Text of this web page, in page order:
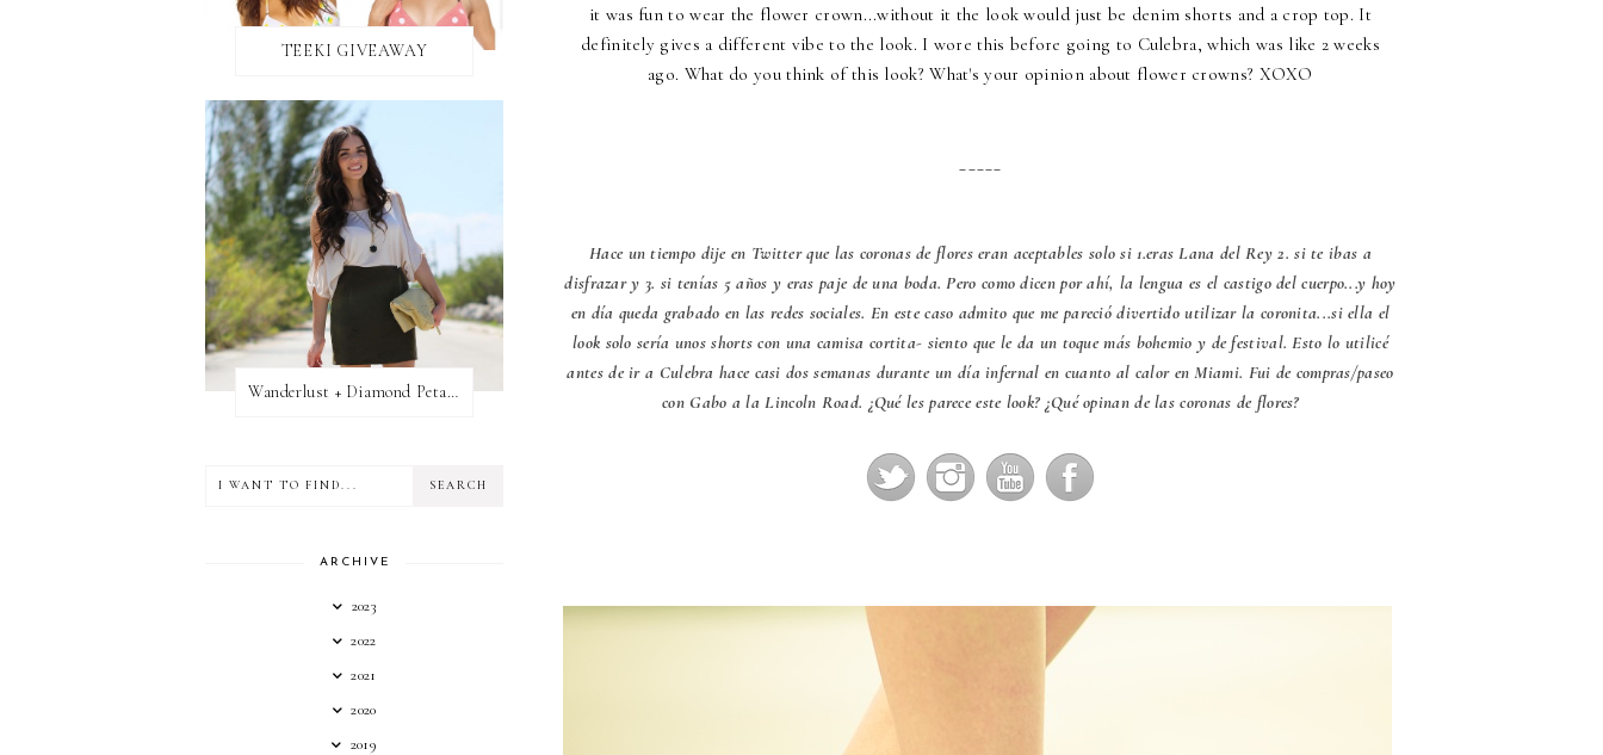
it was fun to wear the flower crown...without it the look would just be denim shorts and a crop top. It
definitely gives a different vibe to the look. I wore this before going to Culebra, which was like 2 weeks
ago. What do you think of this look? What's your opinion about flower crowns? XOXO
Hace un tiempo dije en Twitter que las coronas de flores eran aceptables solo si 1.eras Lana del Rey 2. si te ibas a
disfrazar y 3. si tenías 5 años y eras paje de una boda. Pero como dicen por ahí, la lengua es el castigo del cuerpo...y hoy
en día queda grabado en las redes sociales. En este caso admito que me pareció divertido utilizar la coronita...si ella el
look solo sería unos shorts con una camisa cortita- siento que le da un toque más bohemio y de festival. Esto lo utilicé
antes de ir a Culebra hace casi dos semanas durante un día infernal en cuanto al calor en Miami. Fui de compras/paseo
con Gabo a la Lincoln Road. ¿Qué les parece este look? ¿Qué opinan de las coronas de flores?
TEEKI GIVEAWAY
Wanderlust + Diamond Petal Giveaway
ARCHIVE
2023
2022
2021
2020
2019